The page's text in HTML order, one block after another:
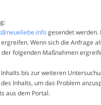
gesendet
Wenn sich die Anfrage
folgenden Maßnahmen
bis zur weiteren
Inhalts, um das Problem
aus dem Portal.